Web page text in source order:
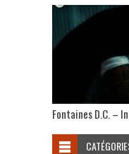
Fontaines D.C. –